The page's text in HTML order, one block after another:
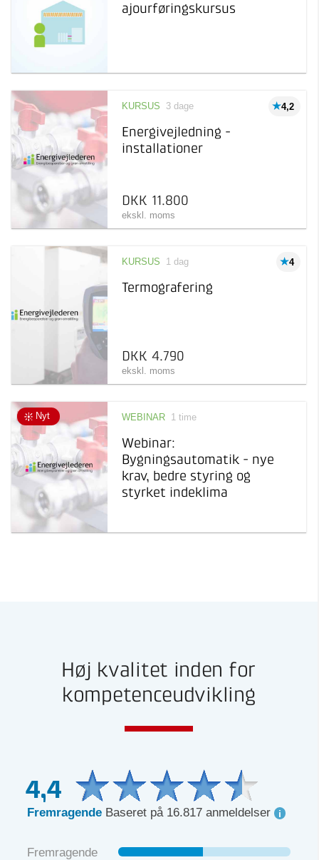
ajourføringskursus
4,2
KURSUS 3 dage
Energivejledning -
installationer
DKK 11.800
ekskl. moms
4
KURSUS 1 dag
Termografering
DKK 4.790
ekskl. moms
Nyt WEBINAR 1 time
Webinar:
Bygningsautomatik - nye
krav, bedre styring og
styrket indeklima
Høj kvalitet inden for
kompetenceudvikling
4,4
Fremragende Baseret på 16.817 anmeldelser
Fremragende